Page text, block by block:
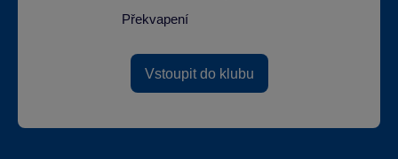
Překvapení
Vstoupit do klubu